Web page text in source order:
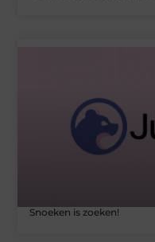
Snoeken is zoeken!